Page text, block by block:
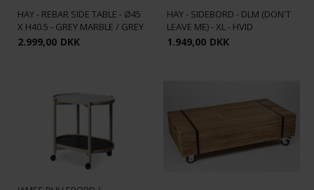
HAY - REBAR SIDE TABLE - Ø45
X H40.5 - GREY MARBLE / GREY
2.999,00 DKK
HAY - SIDEBORD - DLM (DON'T
LEAVE ME) - XL - HVID
1.949,00 DKK